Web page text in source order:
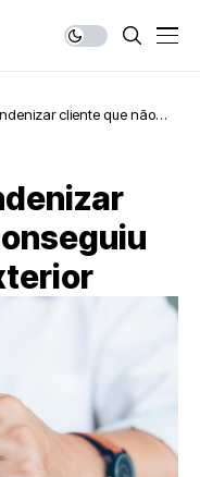
cliente que não